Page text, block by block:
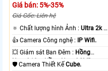
Giá bán: 5%-35%
Giá Gốc: Liên hệ
🔅 Chất lượng hình Ảnh :Ultra 2k +
.
👍 Camera Công nghệ :
IP Wifi.
💥 Giám sát Ban Đêm : Hồng
Ngoại 10m Hồng Ngoại SMD.
🛡 Camera Thiết KếCube.